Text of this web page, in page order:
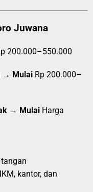
Juwana
200.000–550.000
→ Mulai Rp 200.000–
→ Mulai Harga
kantor, dan